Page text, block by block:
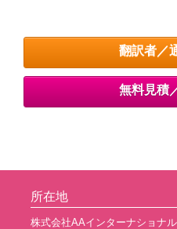
翻訳者／
無料見積
所在地
株式会社AAインターナショナル